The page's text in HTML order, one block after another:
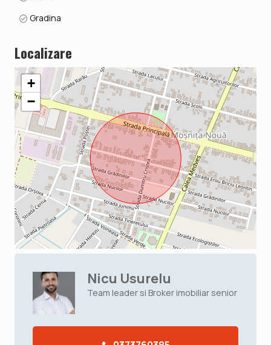
Gradina
Localizare
+
−
Nicu Usurelu
Team leader si Broker imobiliar senior